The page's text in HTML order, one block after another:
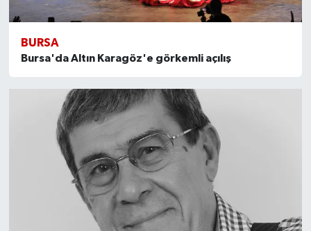
BURSA
Bursa'da Altın Karagöz'e görkemli açılış